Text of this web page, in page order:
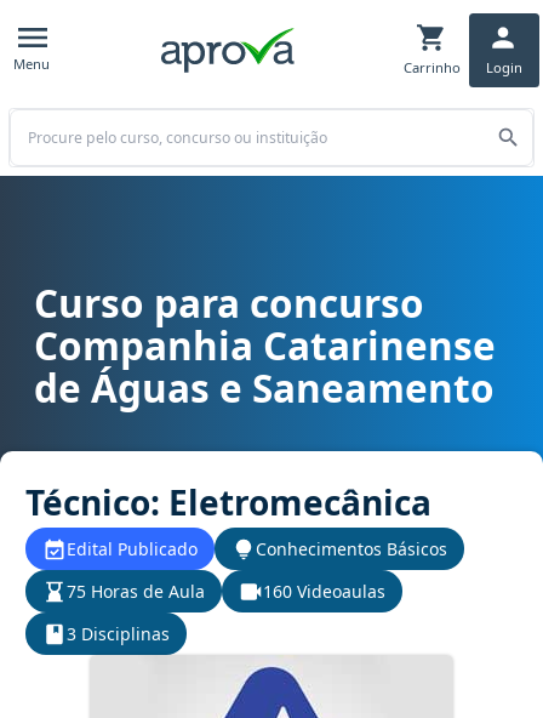
Menu Carrinho Login
Buscar
Curso para concurso CASAN SC - Companhia Catarinense de
Curso para concurso
Companhia Catarinense
de Águas e Saneamento
Técnico: Eletromecânica
Edital Publicado
Conhecimentos Básicos
75 Horas de Aula
160 Videoaulas
3 Disciplinas